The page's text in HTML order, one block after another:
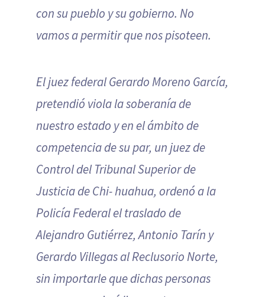
con su pueblo y su gobierno. No
vamos a permitir que nos pisoteen.
El juez federal Gerardo Moreno García,
pretendió viola la soberanía de
nuestro estado y en el ámbito de
competencia de su par, un juez de
Control del Tribunal Superior de
Justicia de Chi- huahua, ordenó a la
Policía Federal el traslado de
Alejandro Gutiérrez, Antonio Tarín y
Gerardo Villegas al Reclusorio Norte,
sin importarle que dichas personas